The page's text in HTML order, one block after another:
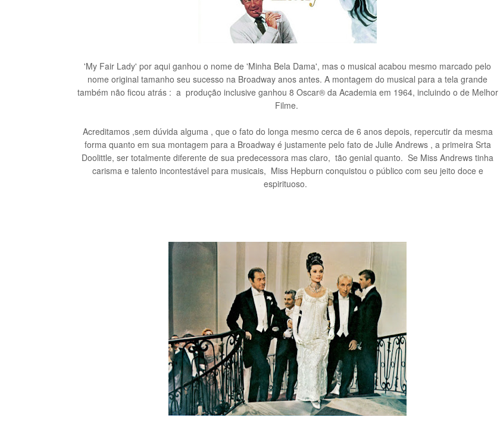
'My Fair Lady' por aqui ganhou o nome de 'Minha Bela Dama', mas o musical acabou mesmo marcado pelo
nome original tamanho seu sucesso na Broadway anos antes. A montagem do musical para a tela grande
também não ficou atrás : a produção inclusive ganhou 8 Oscar® da Academia em 1964, incluindo o de Melhor
Filme.
Acreditamos ,sem dúvida alguma , que o fato do longa mesmo cerca de 6 anos depois, repercutir da mesma
forma quanto em sua montagem para a Broadway é justamente pelo fato de Julie Andrews , a primeira Srta
Doolittle, ser totalmente diferente de sua predecessora mas claro, tão genial quanto. Se Miss Andrews tinha
carisma e talento incontestável para musicais, Miss Hepburn conquistou o público com seu jeito doce e
espirituoso.